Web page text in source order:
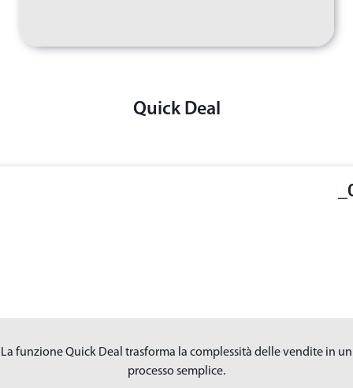
Quick Deal
La funzione Quick Deal trasforma la complessità delle vendite in un
processo semplice.